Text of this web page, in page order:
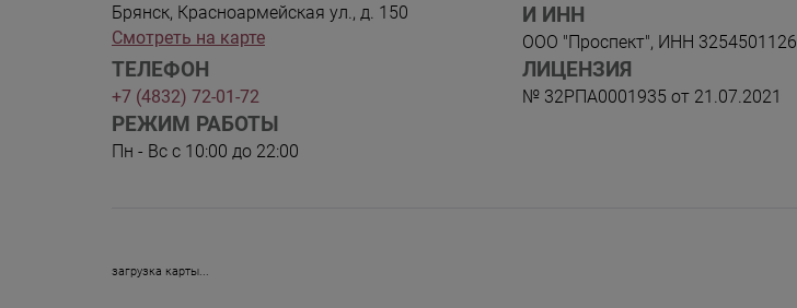
Брянск, Красноармейская ул., д. 150
Смотреть на карте
ТЕЛЕФОН
+7 (4832) 72-01-72
РЕЖИМ РАБОТЫ
Пн - Вс с 10:00 до 22:00
И ИНН
ООО "Проспект", ИНН 3254501126
ЛИЦЕНЗИЯ
№ 32РПА0001935 от 21.07.2021
загрузка карты...